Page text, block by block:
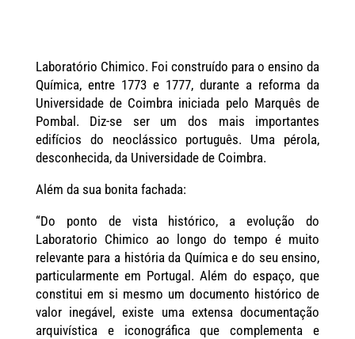
Laboratório Chimico. Foi construído para o ensino da
Química, entre 1773 e 1777, durante a reforma da
Universidade de Coimbra iniciada pelo Marquês de
Pombal. Diz-se ser um dos mais importantes
edifícios do neoclássico português. Uma pérola,
desconhecida, da Universidade de Coimbra.
Além da sua bonita fachada:
“Do ponto de vista histórico, a evolução do
Laboratorio Chimico ao longo do tempo é muito
relevante para a história da Química e do seu ensino,
particularmente em Portugal. Além do espaço, que
constitui em si mesmo um documento histórico de
valor inegável, existe uma extensa documentação
arquivística e iconográfica que complementa e